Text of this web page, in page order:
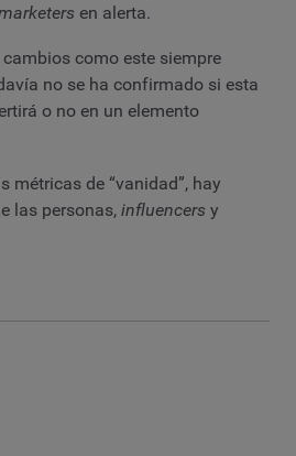
en alerta.
como este siempre
no se ha confirmado si esta
o no en un elemento
métricas de “vanidad”, hay
las personas, influencers y